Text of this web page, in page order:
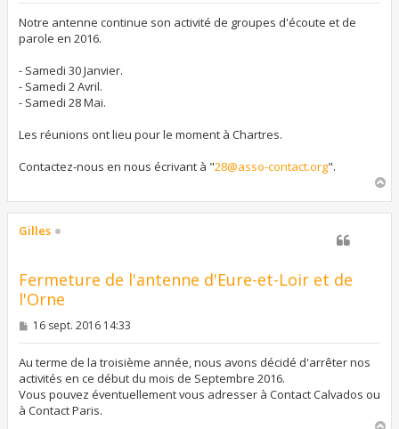
s
s
a
g
Notre antenne continue son activité de groupes d'écoute et de
parole en 2016.
- Samedi 30 Janvier.
- Samedi 2 Avril.
- Samedi 28 Mai.
Les réunions ont lieu pour le moment à Chartres.
Contactez-nous en nous écrivant à "28@asso-contact.org".
u
Gilles
Fermeture de l'antenne d'Eure-et-Loir et de
l'Orne
M
s
a
g
e
16 sept. 2016 14:33
Au terme de la troisième année, nous avons décidé d'arrêter nos
activités en ce début du mois de Septembre 2016.
Vous pouvez éventuellement vous adresser à Contact Calvados ou
à Contact Paris.